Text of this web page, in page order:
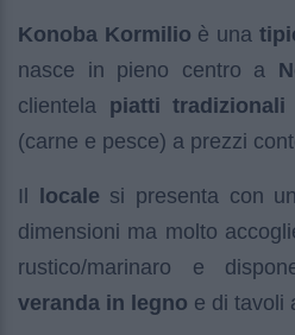
Konoba Kormilio è una
nasce in pieno centro a
clientela piatti tradizionali
(carne e pesce) a prezzi
Il locale si presenta con
dimensioni ma molto
rustico/marinaro e
veranda in legno e di tavoli